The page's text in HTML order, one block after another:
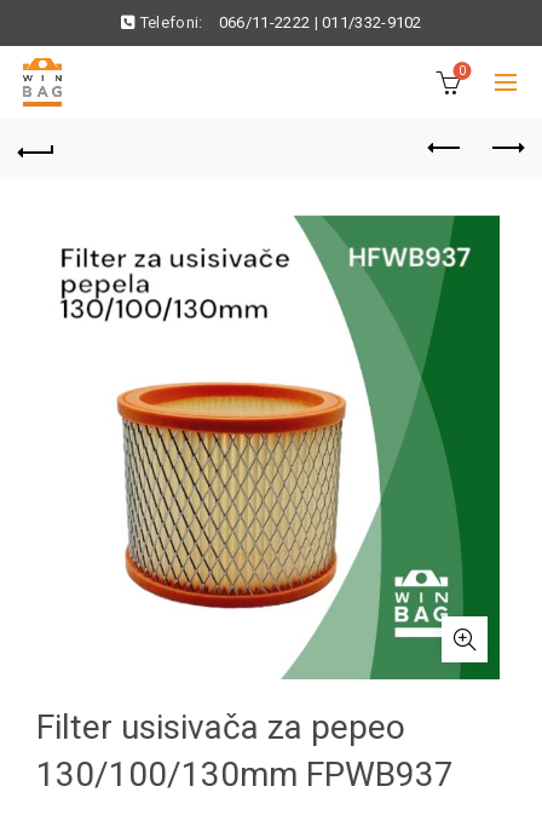
Telefoni: 066/11-2222 |011/332-9102
0
Filter usisivača za pepeo
130/100/130mm FPWB937